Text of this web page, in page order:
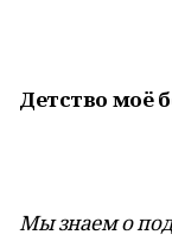
Детство моё
Мы знаем о